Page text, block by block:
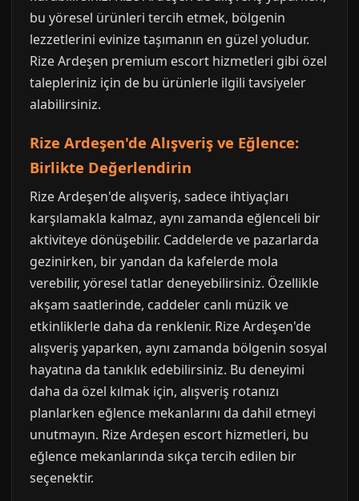
bu yöresel ürünleri tercih etmek, bölgenin
lezzetlerini evinize taşımanın en güzel yoludur.
Rize Ardeşen premium escort hizmetleri gibi özel
talepleriniz için de bu ürünlerle ilgili tavsiyeler
alabilirsiniz.
Rize Ardeşen'de Alışveriş ve Eğlence:
Birlikte Değerlendirin
Rize Ardeşen'de alışveriş, sadece ihtiyaçları
karşılamakla kalmaz, aynı zamanda eğlenceli bir
aktiviteye dönüşebilir. Caddelerde ve pazarlarda
gezinirken, bir yandan da kafelerde mola
verebilir, yöresel tatlar deneyebilirsiniz. Özellikle
akşam saatlerinde, caddeler canlı müzik ve
etkinliklerle daha da renklenir. Rize Ardeşen'de
alışveriş yaparken, aynı zamanda bölgenin sosyal
hayatına da tanıklık edebilirsiniz. Bu deneyimi
daha da özel kılmak için, alışveriş rotanızı
planlarken eğlence mekanlarını da dahil etmeyi
unutmayın. Rize Ardeşen escort hizmetleri, bu
eğlence mekanlarında sıkça tercih edilen bir
seçenektir.